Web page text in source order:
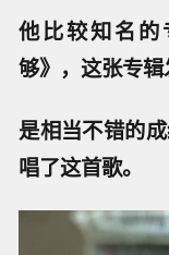
他比较知名
够》，这张专辑
是相当不错的
唱了这首歌。